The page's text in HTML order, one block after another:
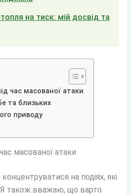
на тиск: мій досвід та
час масованої атаки
та близьких
приводу
масованої атаки
на подіях, які
також вважаю, що варто